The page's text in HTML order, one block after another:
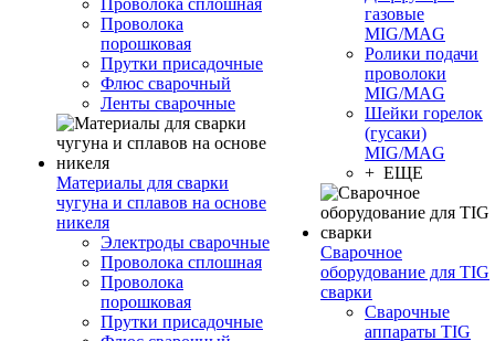
Проволока сплошная
Проволока
порошковая
Прутки присадочные
Флюс сварочный
Ленты сварочные
Материалы для сварки
чугуна и сплавов на основе
никеля
Электроды сварочные
Проволока сплошная
Проволока
порошковая
Прутки присадочные
газовые
MIG/MAG
Ролики подачи
проволоки
MIG/MAG
Шейки горелок
(гусаки)
MIG/MAG
+ ЕЩЕ
Сварочное
оборудование для TIG
сварки
Сварочные
аппараты TIG